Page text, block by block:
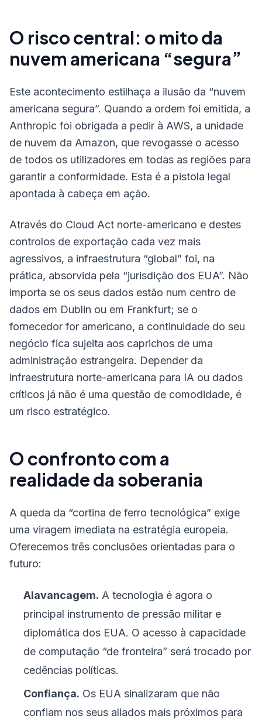
O risco central: o mito da
nuvem americana “segura”
Este acontecimento estilhaça a ilusão da “nuvem
americana segura”. Quando a ordem foi emitida, a
Anthropic foi obrigada a pedir à AWS, a unidade
de nuvem da Amazon, que revogasse o acesso
de todos os utilizadores em todas as regiões para
garantir a conformidade. Esta é a pistola legal
apontada à cabeça em ação.
Através do Cloud Act norte-americano e destes
controlos de exportação cada vez mais
agressivos, a infraestrutura “global” foi, na
prática, absorvida pela “jurisdição dos EUA”. Não
importa se os seus dados estão num centro de
dados em Dublin ou em Frankfurt; se o
fornecedor for americano, a continuidade do seu
negócio fica sujeita aos caprichos de uma
administração estrangeira. Depender da
infraestrutura norte-americana para IA ou dados
críticos já não é uma questão de comodidade, é
um risco estratégico.
O confronto com a
realidade da soberania
A queda da “cortina de ferro tecnológica” exige
uma viragem imediata na estratégia europeia.
Oferecemos três conclusões orientadas para o
futuro:
Alavancagem. A tecnologia é agora o
principal instrumento de pressão militar e
diplomática dos EUA. O acesso à capacidade
de computação “de fronteira” será trocado por
cedências políticas.
Confiança. Os EUA sinalizaram que não
confiam nos seus aliados mais próximos para